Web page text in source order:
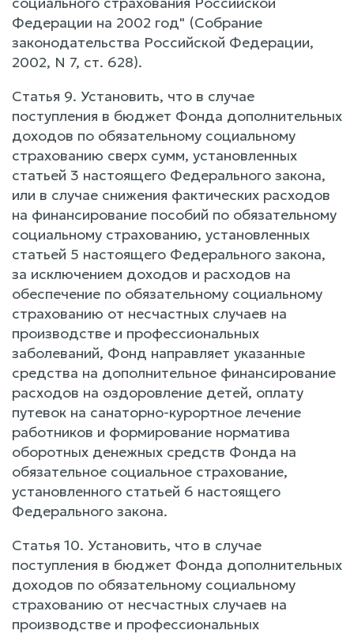
Федерации на 2002 год" (Собрание
законодательства Российской Федерации,
2002, N 7, ст. 628).
Статья 9. Установить, что в случае
поступления в бюджет Фонда дополнительных
доходов по обязательному социальному
страхованию сверх сумм, установленных
статьей 3 настоящего Федерального закона,
или в случае снижения фактических расходов
на финансирование пособий по обязательному
социальному страхованию, установленных
статьей 5 настоящего Федерального закона,
за исключением доходов и расходов на
обеспечение по обязательному социальному
страхованию от несчастных случаев на
производстве и профессиональных
заболеваний, Фонд направляет указанные
средства на дополнительное финансирование
расходов на оздоровление детей, оплату
путевок на санаторно-курортное лечение
работников и формирование норматива
оборотных денежных средств Фонда на
обязательное социальное страхование,
установленного статьей 6 настоящего
Федерального закона.
Статья 10. Установить, что в случае
поступления в бюджет Фонда дополнительных
доходов по обязательному социальному
страхованию от несчастных случаев на
производстве и профессиональных